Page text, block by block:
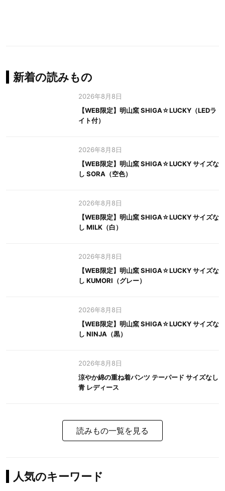
新着の読みもの
2026年8月8日
【WEB限定】明山窯 SHIGA☆LUCKY（LEDラ
イト付）
2026年8月8日
【WEB限定】明山窯 SHIGA☆LUCKY サイズな
し SORA（空色）
2026年8月8日
【WEB限定】明山窯 SHIGA☆LUCKY サイズな
し MILK（白）
2026年8月8日
【WEB限定】明山窯 SHIGA☆LUCKY サイズな
し KUMORI（グレー）
2026年8月8日
【WEB限定】明山窯 SHIGA☆LUCKY サイズな
し NINJA（黒）
2026年8月8日
涼やか綿の重ね着パンツ テーパード サイズなし
青 レディース
読みもの一覧を見る
人気のキーワード